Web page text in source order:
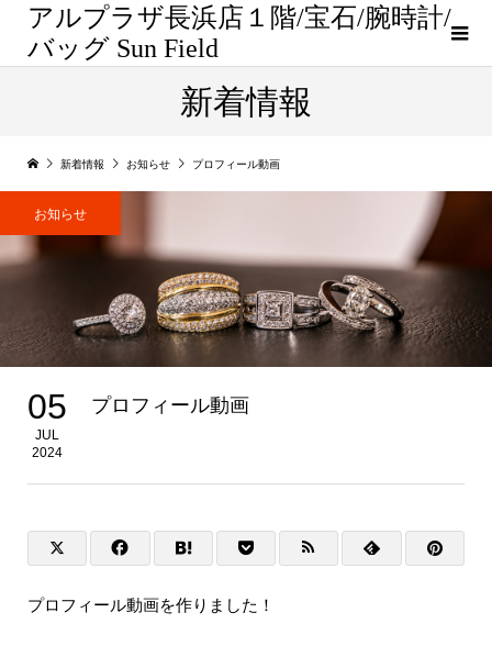
アルプラザ長浜店１階/宝石/腕時計/
バッグ Sun Field
新着情報
新着情報 お知らせ プロフィール動画
お知らせ
05
JUL
2024
プロフィール動画
プロフィール動画を作りました！